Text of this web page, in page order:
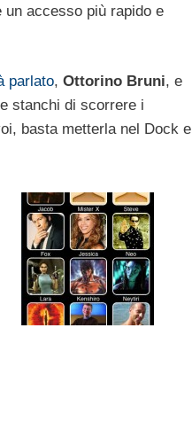
accesso più rapido e
parlato, Ottorino Bruni, e
stanchi di scorrere i
basta metterla nel Dock e